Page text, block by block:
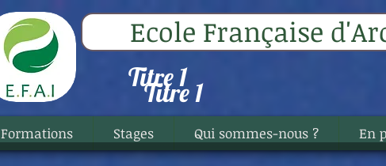
Titre 1
Titre 1
Formations Stages Qui sommes-nous ? En
Ecole Française